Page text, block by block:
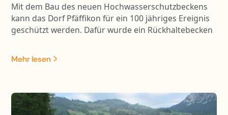
Mit dem Bau des neuen Hochwasserschutzbeckens
kann das Dorf Pfäffikon für ein 100 jähriges Ereignis
geschützt werden. Dafür wurde ein Rückhaltebecken
Dank der „Mitbenützung“ der Weidstrasse als Damm
ist der Eingriff in die Landschaft erträglich. Durch die
aufgewertet.
Mehr lesen